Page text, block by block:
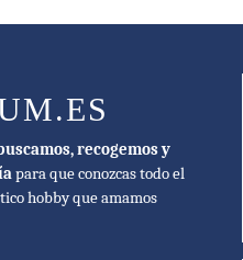
recogemos y
para que conozcas todo el
hobby que amamos